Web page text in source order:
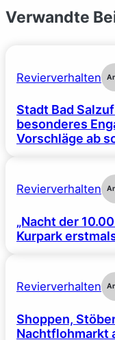
Verwandte
Revierverhalten
Stadt Bad
besonderes
Vorschläge ab
Revierverhalten
„Nacht der
Kurpark
Revierverhalten
Shoppen,
Nachtflohmarkt